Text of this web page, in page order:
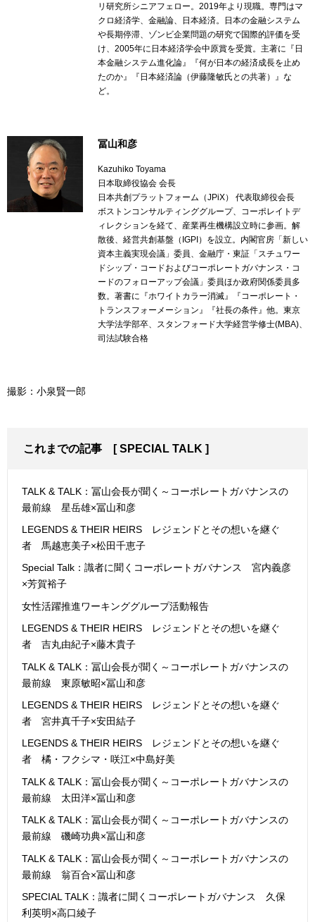
リ研究所シニアフェロー。2019年より現職。専門はマ
クロ経済学、金融論、日本経済。日本の金融システム
や長期停滞、ゾンビ企業問題の研究で国際的評価を受
け、2005年に日本経済学会中原賞を受賞。主著に『日
本金融システム進化論』『何が日本の経済成長を止め
たのか』『日本経済論（伊藤隆敏氏との共著）』な
ど。
冨山和彦
Kazuhiko Toyama
日本取締役協会 会長
日本共創プラットフォーム（JPiX） 代表取締役会長
ボストンコンサルティンググループ、コーポレイトデ
ィレクションを経て、産業再生機構設立時に参画。解
散後、経営共創基盤（IGPI）を設立。内閣官房「新しい
資本主義実現会議」委員、金融庁・東証「スチュワー
ドシップ・コードおよびコーポレートガバナンス・コ
ードのフォローアップ会議」委員ほか政府関係委員多
数。著書に『ホワイトカラー消滅』『コーポレート・
トランスフォーメーション』『社長の条件』他。東京
大学法学部卒、スタンフォード大学経営学修士(MBA)、
司法試験合格
撮影：小泉賢一郎
これまでの記事 [SPECIAL TALK ]
TALK & TALK：冨山会長が聞く～コーポレートガバナンスの
最前線 星岳雄×冨山和彦
LEGENDS & THEIR HEIRS レジェンドとその想いを継ぐ
者 馬越恵美子×松田千恵子
Special Talk：識者に聞くコーポレートガバナンス 宮内義彦
×芳賀裕子
女性活躍推進ワーキンググループ活動報告
LEGENDS & THEIR HEIRS レジェンドとその想いを継ぐ
者 吉丸由紀子×藤木貴子
TALK & TALK：冨山会長が聞く～コーポレートガバナンスの
最前線 東原敏昭×冨山和彦
LEGENDS & THEIR HEIRS レジェンドとその想いを継ぐ
者 宮井真千子×安田結子
LEGENDS & THEIR HEIRS レジェンドとその想いを継ぐ
者 橘・フクシマ・咲江×中島好美
TALK & TALK：冨山会長が聞く～コーポレートガバナンスの
最前線 太田洋×冨山和彦
TALK & TALK：冨山会長が聞く～コーポレートガバナンスの
最前線 磯崎功典×冨山和彦
TALK & TALK：冨山会長が聞く～コーポレートガバナンスの
最前線 翁百合×冨山和彦
SPECIAL TALK：識者に聞くコーポレートガバナンス 久保
利英明×高口綾子